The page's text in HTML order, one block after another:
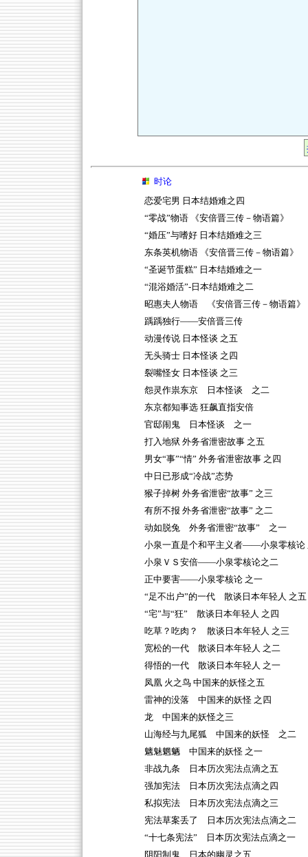
时论
恋爱宅男 日本结婚难之四
“零战”物语 《安倍晋三传－物语篇》
“婚压”与嗜好 日本结婚难之三
东条英机物语 《安倍晋三传－物语篇》
“圣诞节蛋糕” 日本结婚难之一
“混浴婚活”-日本结婚难之二
昭惠夫人物语 《安倍晋三传－物语篇》
踽踽独行——安倍晋三传
动漫传说 日本怪谈 之五
无头骑士 日本怪谈 之四
裂嘴怪女 日本怪谈 之三
怨灵作祟东京 日本怪谈 之二
东京都知事选 狂飙直指安倍
官邸闹鬼 日本怪谈 之一
打入地狱 外务省泄密故事 之五
男女“事”“情” 外务省泄密故事 之四
中日已形成“冷战”态势
猴子掉树 外务省泄密“故事” 之三
有所不报 外务省泄密“故事” 之二
动如脱兔 外务省泄密“故事” 之一
小泉一直是个和平主义者——小泉零核论
小泉ＶＳ安倍——小泉零核论之二
正中要害——小泉零核论 之一
“足不出户”的一代 散谈日本年轻人 之五
“宅”与“狂” 散谈日本年轻人 之四
吃草？吃肉？ 散谈日本年轻人 之三
宽松的一代 散谈日本年轻人 之二
得悟的一代 散谈日本年轻人 之一
凤凰 火之鸟 中国来的妖怪之五
雷神的没落 中国来的妖怪 之四
龙 中国来的妖怪之三
山海经与九尾狐 中国来的妖怪 之二
魑魅魍魉 中国来的妖怪 之一
非战九条 日本历次宪法点滴之五
强加宪法 日本历次宪法点滴之四
私拟宪法 日本历次宪法点滴之三
宪法草案丢了 日本历次宪法点滴之二
“十七条宪法” 日本历次宪法点滴之一
阴阳制鬼 日本的幽灵之五